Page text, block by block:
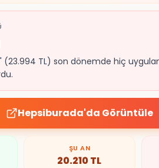
(23.994 TL) son dönemde hiç
Hepsiburada'da Görüntüle
ŞU AN
20.210TL